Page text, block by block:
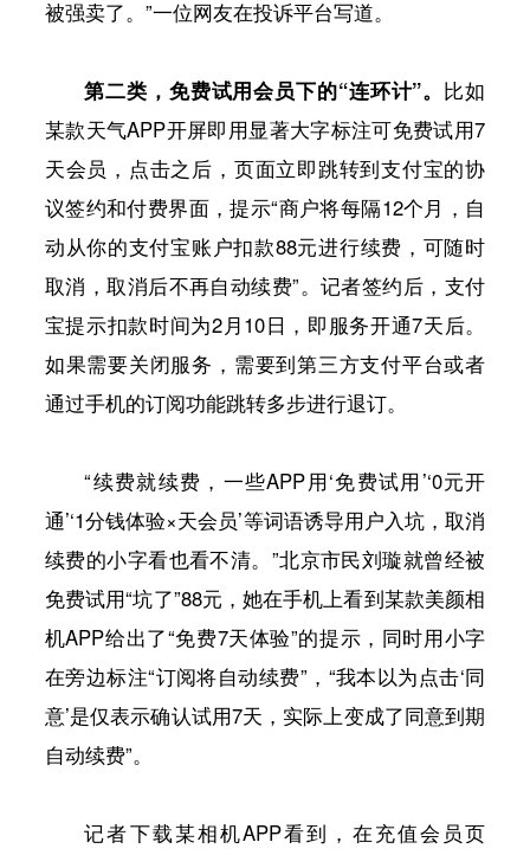
被强卖了。”一位网友在投诉平台写道。
第二类，免费试用会员下的“连环计”。 比如
某款天气APP开屏即用显著大字标注可免费试用7
天会员，点击之后，页面立即跳转到支付宝的协
议签约和付费界面，提示“商户将每隔12个月，自
动从你的支付宝账户扣款88元进行续费，可随时
取消，取消后不再自动续费”。记者签约后，支付
宝提示扣款时间为2月10日，即服务开通7天后。
如果需要关闭服务，需要到第三方支付平台或者
通过手机的订阅功能跳转多步进行退订。
“续费就续费，一些APP用‘免费试用’‘0元开
通’‘1分钱体验×天会员’等词语诱导用户入坑，取消
续费的小字看也看不清。”北京市民刘璇就曾经被
免费试用“坑了”88元，她在手机上看到某款美颜相
机APP给出了“免费7天体验”的提示，同时用小字
在旁边标注“订阅将自动续费”，“我本以为点击‘同
意’是仅表示确认试用7天，实际上变成了同意到期
自动续费”。
记者下载某相机APP看到，在充值会员页